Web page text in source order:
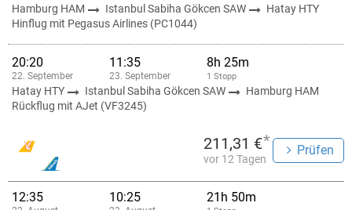
Hamburg HAM Istanbul Sabiha Gökcen SAW
Hatay HTY
Hinflug mit Pegasus Airlines (PC1044)
20:20
22. September
11:35
23. September
8h 25m
1 Stopp
Hatay HTY Istanbul Sabiha Gökcen SAW
Hamburg HAM
Rückflug mit AJet (VF3245)
211,31 €*
vor 12 Tagen
Prüfen
12:35 10:25 21h 50m